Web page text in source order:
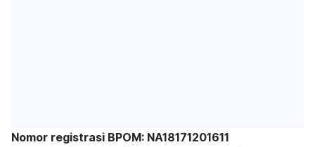
Nomor registrasi BPOM: NA18171201611